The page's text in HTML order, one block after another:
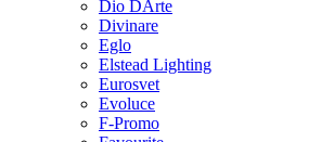
Dio DArte
Divinare
Eglo
Elstead Lighting
Eurosvet
Evoluce
F-Promo